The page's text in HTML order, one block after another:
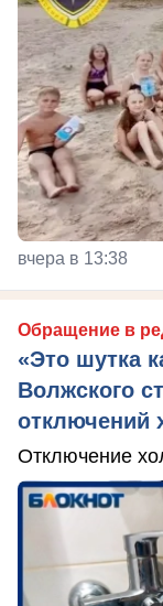
вчера в 13:38
Обращение в
«Это шутка
Волжского
отключений
Отключение